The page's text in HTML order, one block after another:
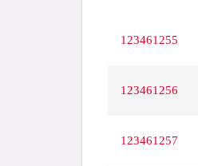
123461255
123461256
123461257